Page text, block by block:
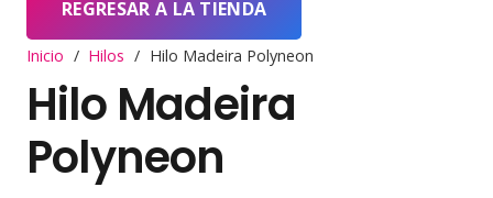
REGRESAR A LA TIENDA
Inicio / Hilos / Hilo Madeira Polyneon
Hilo Madeira
Polyneon